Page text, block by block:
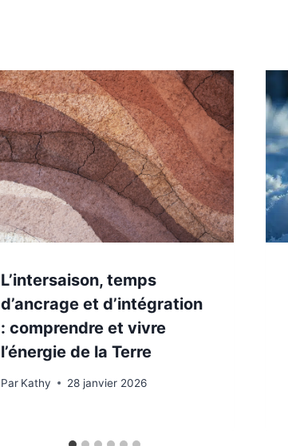
L’intersaison, temps
d’ancrage et d’intégration
: comprendre et vivre
l’énergie de la Terre
Par Kathy 28 janvier 2026